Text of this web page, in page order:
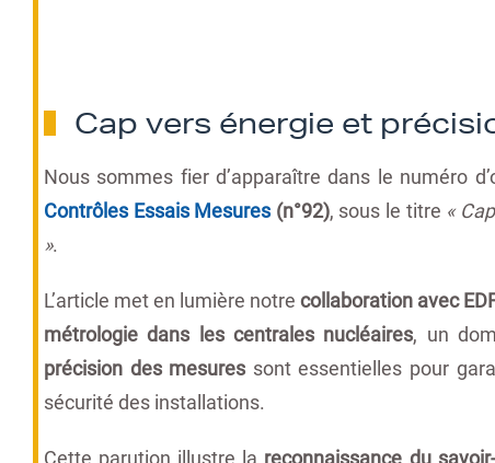
Cap vers énergie et
Nous sommes fier d’apparaître dans le numéro
Contrôles Essais Mesures(n°92), sous le titre «
».
L’article met en lumière notre collaboration avec
métrologie dans les centrales nucléaires, un
précision des mesures sont essentielles pour
sécurité des installations.
Cette parution illustre la reconnaissance du